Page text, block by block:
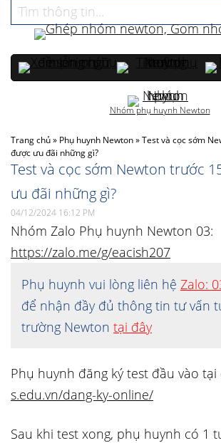
Trang chủ» Phụ huynh Newton»Test và cọc sớm
được ưu đãi những gì?
Test và cọc sớm Newton trước
ưu đãi những gì?
04/12/2024 16:12 PM
Nhóm Zalo Phụ huynh Newton 03:
https://zalo.me/g/eacish207
Phụ huynh vui lòng liên hệ Zalo:
để nhận đầy đủ thông tin tư vấn
trường Newton tại đây
Phụ huynh đăng ký test đầu vào tại
s.edu.vn/dang-ky-online/
Sau khi test xong, phụ huynh có 1
Nhóm phụ huynh Newton